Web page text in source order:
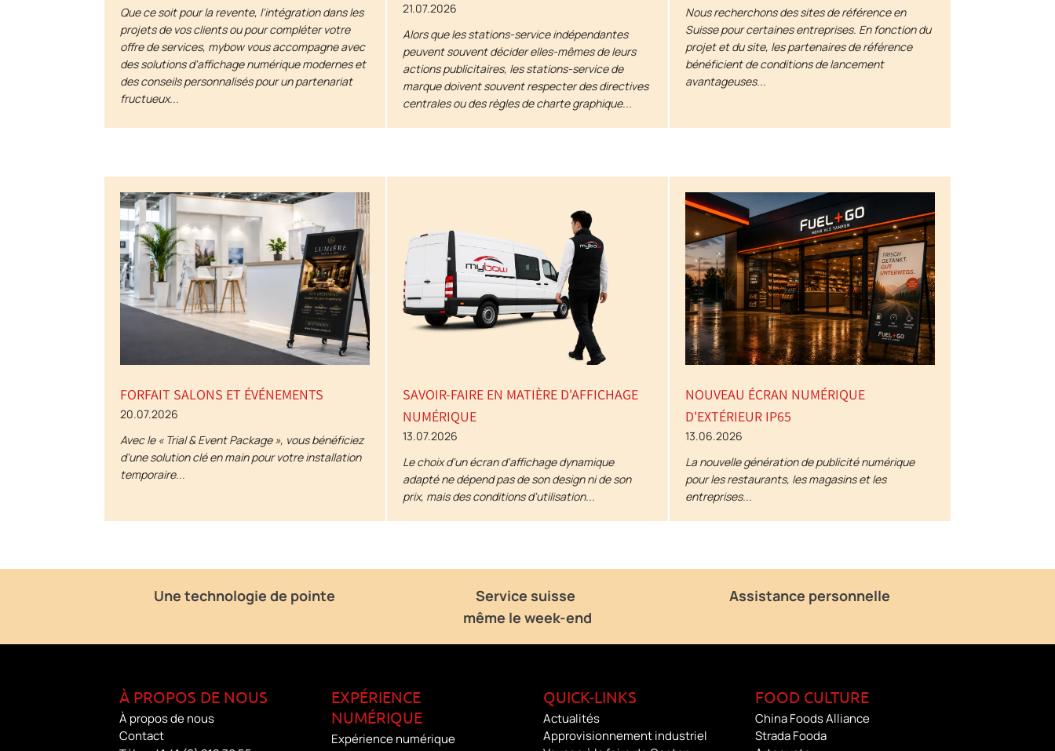
Que ce soit pour la revente, l'intégration dans les
projets de vos clients ou pour compléter votre
offre de services, mybow vous accompagne avec
des solutions d'affichage numérique modernes et
des conseils personnalisés pour un partenariat
fructueux...
21.07.2026
Alors que les stations-service indépendantes
peuvent souvent décider elles-mêmes de leurs
actions publicitaires, les stations-service de
marque doivent souvent respecter des directives
centrales ou des règles de charte graphique...
Nous recherchons des sites de référence en
Suisse pour certaines entreprises. En fonction du
projet et du site, les partenaires de référence
bénéficient de conditions de lancement
avantageuses...
FORFAIT SALONS ET ÉVÉNEMENTS
20.07.2026
Avec le « Trial & Event Package », vous bénéficiez
d'une solution clé en main pour votre installation
temporaire...
SAVOIR-FAIRE EN MATIÈRE D'AFFICHAGE
NUMÉRIQUE
13.07.2026
Le choix d'un écran d'affichage dynamique
adapté ne dépend pas de son design ni de son
prix, mais des conditions d'utilisation...
NOUVEAU ÉCRAN NUMÉRIQUE
D'EXTÉRIEUR IP65
13.06.2026
La nouvelle génération de publicité numérique
pour les restaurants, les magasins et les
entreprises...
Une technologie de pointe
Service suisse
même le week-end
Assistance personnelle
À PROPOS DE NOUS
À propos de nous
Contact
EXPÉRIENCE
NUMÉRIQUE
Expérience numérique
QUICK-LINKS
Actualités
Approvisionnement industriel
FOOD CULTURE
China Foods Alliance
Strada Fooda